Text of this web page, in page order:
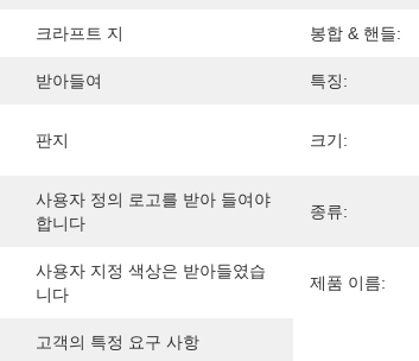
크라프트 지 봉합 & 핸들:
받아들여 특징:
판지 크기:
사용자 정의 로고를 받아 들여야
합니다
종류:
사용자 지정 색상은 받아들였습
니다
제품 이름:
고객의 특정 요구 사항